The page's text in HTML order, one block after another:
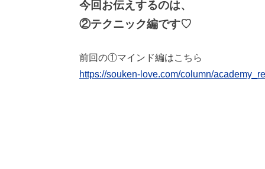
今回お伝えするのは、
②テクニック編です♡
前回の①マインド編はこちら
https://souken-love.com/column/